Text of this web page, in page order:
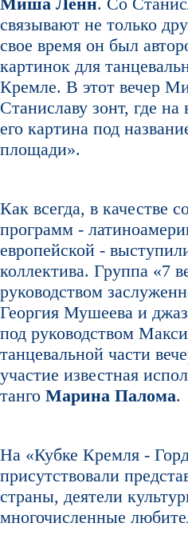
связывают не только
свое время он был
картинок для
Кремле. В этот вечер
Станиславу зонт, где на
его картина под
площади».
Как всегда, в качестве
программ -
европейской -
коллектива. Группа «7
руководством
Георгия Мушеева и
под руководством
танцевальной части
участие известная
танго Марина Палома.
На «Кубке Кремля -
присутствовали
страны, деятели
многочисленные